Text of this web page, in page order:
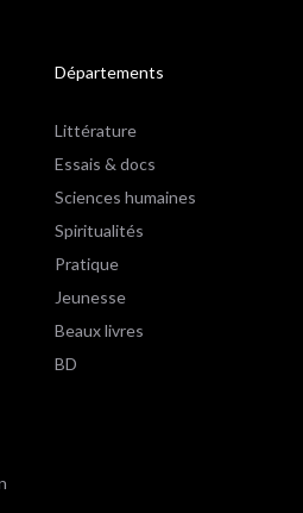
Départements
Littérature
Essais & docs
Sciences humaines
Spiritualités
Pratique
Jeunesse
Beaux livres
BD